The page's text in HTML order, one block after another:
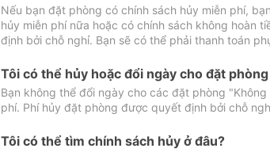
Nếu bạn đặt phòng có chính sách hủy miễn phí,
hủy miễn phí nữa hoặc có chính sách không hoàn
định bởi chỗ nghỉ. Bạn sẽ có thể phải thanh toán
Tôi có thể hủy hoặc đổi ngày cho đặt
Bạn không thể đổi ngày cho các đặt phòng
phí. Phí hủy đặt phòng được quyết định bởi chỗ
Tôi có thể tìm chính sách hủy ở đâu?